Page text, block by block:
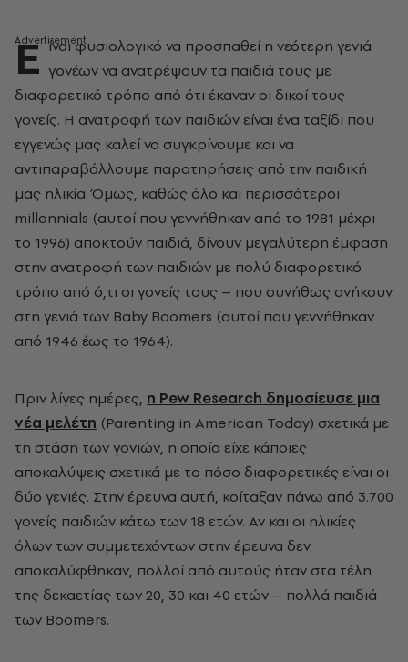
Ε ίναι φυσιολογικό να προσπαθεί η νεότερη γενιά
γονέων να ανατρέψουν τα παιδιά τους με
διαφορετικό τρόπο από ότι έκαναν οι δικοί τους
γονείς. Η ανατροφή των παιδιών είναι ένα ταξίδι που
εγγενώς μας καλεί να συγκρίνουμε και να
αντιπαραβάλλουμε παρατηρήσεις από την παιδική
μας ηλικία. Όμως, καθώς όλο και περισσότεροι
millennials (αυτοί που γεννήθηκαν από το 1981 μέχρι
το 1996) αποκτούν παιδιά, δίνουν μεγαλύτερη έμφαση
στην ανατροφή των παιδιών με πολύ διαφορετικό
τρόπο από ό,τι οι γονείς τους – που συνήθως ανήκουν
στη γενιά των Baby Boomers (αυτοί που γεννήθηκαν
από 1946 έως το 1964).
Πριν λίγες ημέρες, η Pew Research δημοσίευσε μια
νέα μελέτη (Parenting in American Today) σχετικά με
τη στάση των γονιών, η οποία είχε κάποιες
αποκαλύψεις σχετικά με το πόσο διαφορετικές είναι οι
δύο γενιές. Στην έρευνα αυτή, κοίταξαν πάνω από 3.700
γονείς παιδιών κάτω των 18 ετών. Αν και οι ηλικίες
όλων των συμμετεχόντων στην έρευνα δεν
αποκαλύφθηκαν, πολλοί από αυτούς ήταν στα τέλη
της δεκαετίας των 20, 30 και 40 ετών – πολλά παιδιά
των Boomers.